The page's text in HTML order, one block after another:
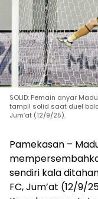
SOLID: Pemain anyar
tampil solid saat duel
Jum’at (12/9/25).
Pamekasan –
sendiri kala
FC, Jum’at (12/9/